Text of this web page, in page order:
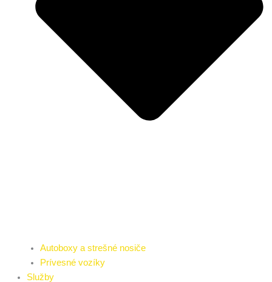
Autoboxy a strešné nosiče
Prívesné vozíky
Služby